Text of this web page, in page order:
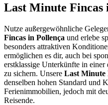
Last Minute Fincas
Nutze außergewöhnliche
Fincas in Pollença und erlebe
besonders attraktiven
ermöglichen es dir, auch bei
erstklassige Unterkünfte in einer
zu sichern. Unsere Last Minute
denselben hohen Standard und
Ferienimmobilien, jedoch mit
Reisende.